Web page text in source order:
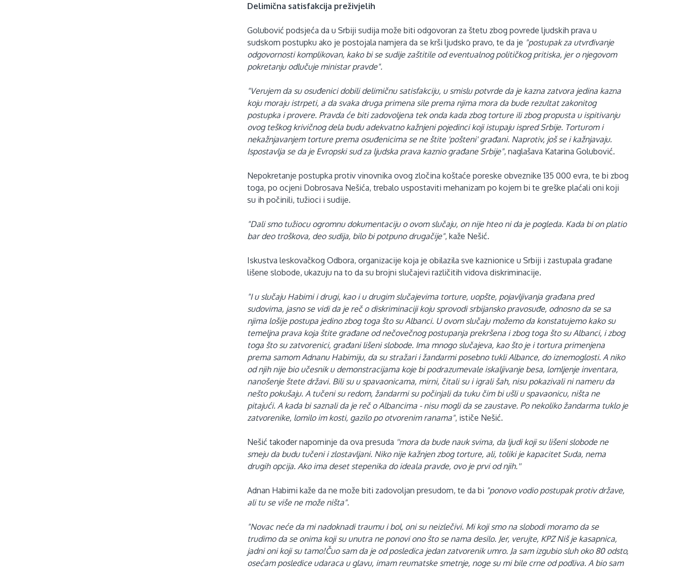
Delimična satisfakcija preživjelih
Golubović podsjeća da u Srbiji sudija može biti odgovoran za štetu zbog povrede ljudskih prava u
sudskom postupku ako je postojala namjera da se krši ljudsko pravo, te da je "postupak za utvrđivanje
odgovornosti komplikovan, kako bi se sudije zaštitile od eventualnog političkog pritiska, jer o njegovom
pokretanju odlučuje ministar pravde".
"Verujem da su osuđenici dobili delimičnu satisfakciju, u smislu potvrde da je kazna zatvora jedina kazna
koju moraju istrpeti, a da svaka druga primena sile prema njima mora da bude rezultat zakonitog
postupka i provere. Pravda će biti zadovoljena tek onda kada zbog torture ili zbog propusta u ispitivanju
ovog teškog krivičnog dela budu adekvatno kažnjeni pojedinci koji istupaju ispred Srbije. Torturom i
nekažnjavanjem torture prema osuđenicima se ne štite 'pošteni' građani. Naprotiv, još se i kažnjavaju.
Ispostavlja se da je Evropski sud za ljudska prava kaznio građane Srbije", naglašava Katarina Golubović.
Nepokretanje postupka protiv vinovnika ovog zločina koštaće poreske obveznike 135 000 evra, te bi zbog
toga, po ocjeni Dobrosava Nešića, trebalo uspostaviti mehanizam po kojem bi te greške plaćali oni koji
su ih počinili, tužioci i sudije.
"Dali smo tužiocu ogromnu dokumentaciju o ovom slučaju, on nije hteo ni da je pogleda. Kada bi on platio
bar deo troškova, deo sudija, bilo bi potpuno drugačije", kaže Nešić.
Iskustva leskovačkog Odbora, organizacije koja je obilazila sve kaznionice u Srbiji i zastupala građane
lišene slobode, ukazuju na to da su brojni slučajevi različitih vidova diskriminacije.
"I u slučaju Habimi i drugi, kao i u drugim slučajevima torture, uopšte, pojavljivanja građana pred
sudovima, jasno se vidi da je reč o diskriminaciji koju sprovodi srbijansko pravosuđe, odnosno da se sa
njima lošije postupa jedino zbog toga što su Albanci. U ovom slučaju možemo da konstatujemo kako su
temeljna prava koja štite građane od nečovečnog postupanja prekršena i zbog toga što su Albanci, i zbog
toga što su zatvorenici, građani lišeni slobode. Ima mnogo slučajeva, kao što je i tortura primenjena
prema samom Adnanu Habimiju, da su stražari i žandarmi posebno tukli Albance, do iznemoglosti. A niko
od njih nije bio učesnik u demonstracijama koje bi podrazumevale iskaljivanje besa, lomljenje inventara,
nanošenje štete državi. Bili su u spavaonicama, mirni, čitali su i igrali šah, nisu pokazivali ni nameru da
nešto pokušaju. A tučeni su redom, žandarmi su počinjali da tuku čim bi ušli u spavaonicu, ništa ne
pitajući. A kada bi saznali da je reč o Albancima - nisu mogli da se zaustave. Po nekoliko žandarma tuklo je
zatvorenike, lomilo im kosti, gazilo po otvorenim ranama", ističe Nešić.
Nešić također napominje da ova presuda ''mora da bude nauk svima, da ljudi koji su lišeni slobode ne
smeju da budu tučeni i zlostavljani. Niko nije kažnjen zbog torture, ali, toliki je kapacitet Suda, nema
drugih opcija. Ako ima deset stepenika do ideala pravde, ovo je prvi od njih.''
Adnan Habimi kaže da ne može biti zadovoljan presudom, te da bi "ponovo vodio postupak protiv države,
ali tu se više ne može ništa".
"Novac neće da mi nadoknadi traumu i bol, oni su neizlečivi. Mi koji smo na slobodi moramo da se
trudimo da se onima koji su unutra ne ponovi ono što se nama desilo. Jer, verujte, KPZ Niš je kasapnica,
jadni oni koji su tamo!Čuo sam da je od posledica jedan zatvorenik umro. Ja sam izgubio sluh oko 80 odsto,
osećam posledice udaraca u glavu, imam reumatske smetnje, noge su mi bile crne od podliva. A bio sam